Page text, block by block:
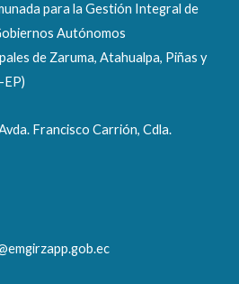
para la Gestión Integral de
Autónomos
de Zaruma, Atahualpa, Piñas y
Francisco Carrión, Cdla.